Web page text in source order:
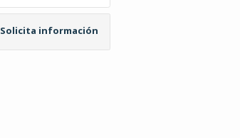
Solicita información